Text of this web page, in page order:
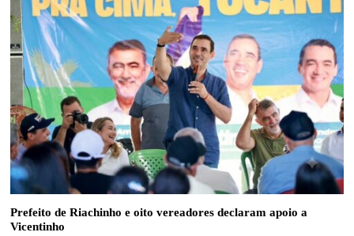
Prefeito de Riachinho e oito vereadores declaram apoio a
Vicentinho